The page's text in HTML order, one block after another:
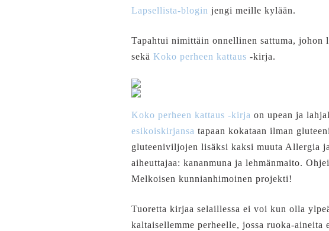
Lapsellista-blogin jengi meille kylään.
Tapahtui nimittäin onnellinen sattuma, johon
sekä Koko perheen kattaus -kirja.
Koko perheen kattaus -kirja on upean ja
esikoiskirjansa tapaan kokataan ilman
gluteeniviljojen lisäksi kaksi muuta Allergia
aiheuttajaa: kananmuna ja lehmänmaito.
Melkoisen kunnianhimoinen projekti!
Tuoretta kirjaa selaillessa ei voi kun olla
kaltaisellemme perheelle, jossa ruoka-